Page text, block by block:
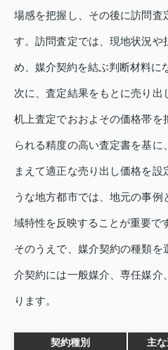
場感を把握し、その後に訪問査
す。訪問査定では、現地状況や
め、媒介契約を結ぶ判断材料に
次に、査定結果をもとに売り出
机上査定でおおよその価格帯を
られる精度の高い査定書を基
まえて適正な売り出し価格を設
うな地方都市では、地元の事
域特性を反映することが重要で
そのうえで、媒介契約の種類を
介契約には一般媒介、専任媒介
ります。
契約種別 主